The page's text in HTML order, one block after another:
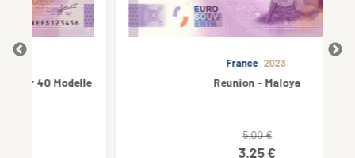
Reunion - Maloya